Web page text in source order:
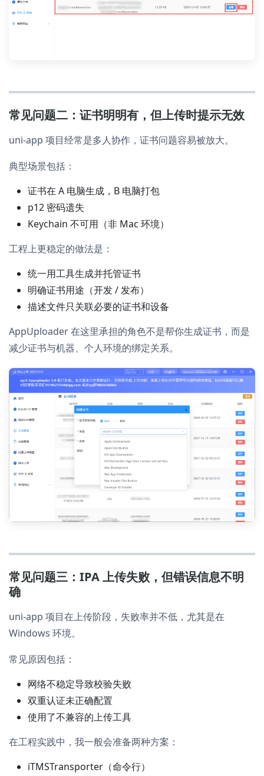
常见问题二：证书明明有，但上传时提示无效
uni-app 项目经常是多人协作，证书问题容易被放大。
典型场景包括：
证书在 A 电脑生成，B 电脑打包
p12 密码遗失
Keychain 不可用（非 Mac 环境）
工程上更稳定的做法是：
统一用工具生成并托管证书
明确证书用途（开发 / 发布）
描述文件只关联必要的证书和设备
AppUploader 在这里承担的角色不是帮你生成证书，而是
减少证书与机器、个人环境的绑定关系。
常见问题三：IPA 上传失败，但错误信息不明
确
uni-app 项目在上传阶段，失败率并不低，尤其是在
Windows 环境。
常见原因包括：
网络不稳定导致校验失败
双重认证未正确配置
使用了不兼容的上传工具
在工程实践中，我一般会准备两种方案：
iTMSTransporter（命令行）